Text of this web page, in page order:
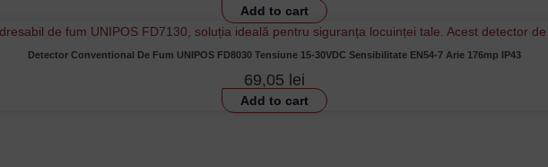
Add to cart
Detector Conventional De Fum UNIPOS FD8030 Tensiune 15-30VDC Sensibilitate EN54-7 Arie 176mp IP43
69,05 lei
Add to cart